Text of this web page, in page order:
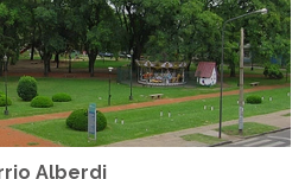
Alberdi